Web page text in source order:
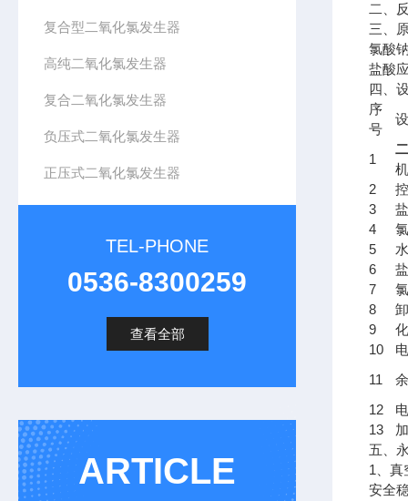
复合型二氧化氯发生器
高纯二氧化氯发生器
复合二氧化氯发生器
负压式二氧化氯发生器
正压式二氧化氯发生器
TEL-PHONE
0536-8300259
查看全部
ARTICLE
二、
三、
氯酸
盐酸
四、
序
号
1
机
2
3
4
5
6
7
8
9
10
11
12
13
五、
1、真
安全